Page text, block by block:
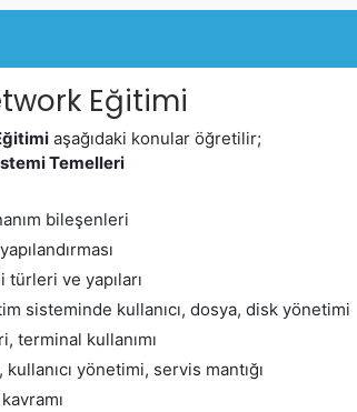
Eğitimi
aşağıdaki konular öğretilir;
Temelleri
bileşenleri
ve yapıları
sisteminde kullanıcı, dosya, disk yönetimi
terminal kullanımı
yönetimi, servis mantığı